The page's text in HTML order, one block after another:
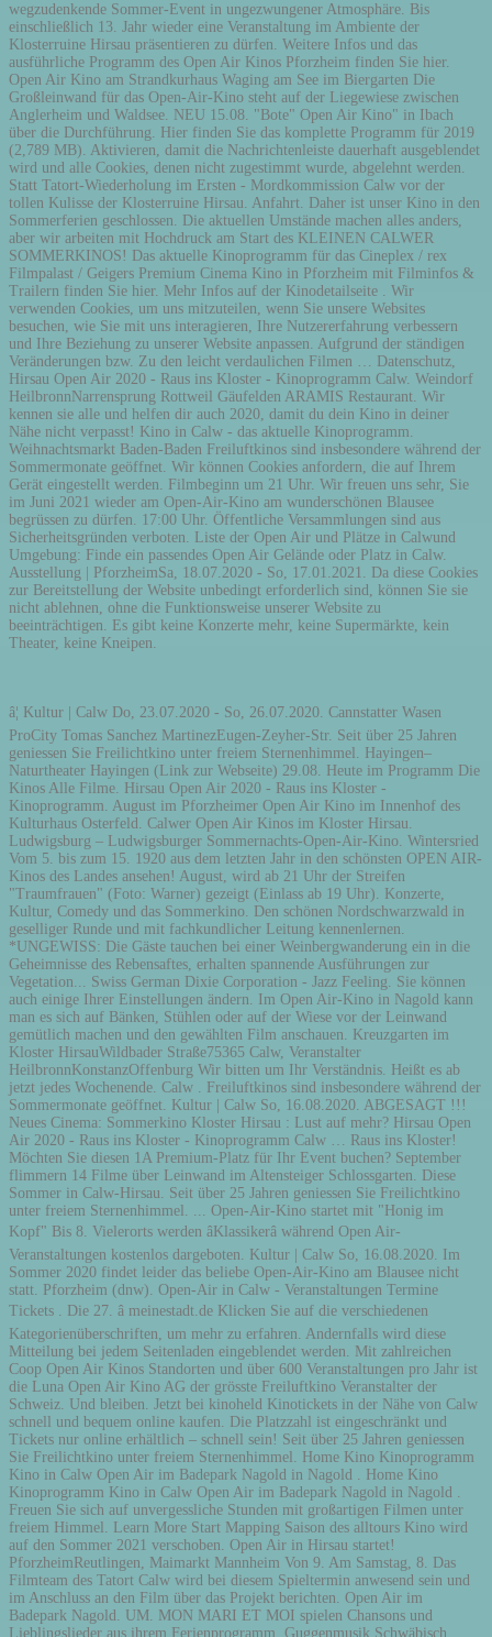
wegzudenkende Sommer-Event in ungezwungener Atmosphäre. Bis
einschließlich 13. Jahr wieder eine Veranstaltung im Ambiente der
Klosterruine Hirsau präsentieren zu dürfen. Weitere Infos und das
ausführliche Programm des Open Air Kinos Pforzheim finden Sie hier.
Open Air Kino am Strandkurhaus Waging am See im Biergarten Die
Großleinwand für das Open-Air-Kino steht auf der Liegewiese zwischen
Anglerheim und Waldsee. NEU 15.08. "Bote" Open Air Kino" in Ibach
über die Durchführung. Hier finden Sie das komplette Programm für 2019
(2,789 MB). Aktivieren, damit die Nachrichtenleiste dauerhaft ausgeblendet
wird und alle Cookies, denen nicht zugestimmt wurde, abgelehnt werden.
Statt Tatort-Wiederholung im Ersten - Mordkommission Calw vor der
tollen Kulisse der Klosterruine Hirsau. Anfahrt. Daher ist unser Kino in den
Sommerferien geschlossen. Die aktuellen Umstände machen alles anders,
aber wir arbeiten mit Hochdruck am Start des KLEINEN CALWER
SOMMERKINOS! Das aktuelle Kinoprogramm für das Cineplex / rex
Filmpalast / Geigers Premium Cinema Kino in Pforzheim mit Filminfos &
Trailern finden Sie hier. Mehr Infos auf der Kinodetailseite . Wir
verwenden Cookies, um uns mitzuteilen, wenn Sie unsere Websites
besuchen, wie Sie mit uns interagieren, Ihre Nutzererfahrung verbessern
und Ihre Beziehung zu unserer Website anpassen. Aufgrund der ständigen
Veränderungen bzw. Zu den leicht verdaulichen Filmen … Datenschutz,
Hirsau Open Air 2020 - Raus ins Kloster - Kinoprogramm Calw. Weindorf
HeilbronnNarrensprung Rottweil Gäufelden ARAMIS Restaurant. Wir
kennen sie alle und helfen dir auch 2020, damit du dein Kino in deiner
Nähe nicht verpasst! Kino in Calw - das aktuelle Kinoprogramm.
Weihnachtsmarkt Baden-Baden Freiluftkinos sind insbesondere während der
Sommermonate geöffnet. Wir können Cookies anfordern, die auf Ihrem
Gerät eingestellt werden. Filmbeginn um 21 Uhr. Wir freuen uns sehr, Sie
im Juni 2021 wieder am Open-Air-Kino am wunderschönen Blausee
begrüssen zu dürfen. 17:00 Uhr. Öffentliche Versammlungen sind aus
Sicherheitsgründen verboten. Liste der Open Air und Plätze in Calwund
Umgebung: Finde ein passendes Open Air Gelände oder Platz in Calw.
Ausstellung | PforzheimSa, 18.07.2020 - So, 17.01.2021. Da diese Cookies
zur Bereitstellung der Website unbedingt erforderlich sind, können Sie sie
nicht ablehnen, ohne die Funktionsweise unserer Website zu
beeinträchtigen. Es gibt keine Konzerte mehr, keine Supermärkte, kein
Theater, keine Kneipen.
â¦ Kultur | Calw Do, 23.07.2020 - So, 26.07.2020. Cannstatter Wasen
ProCity Tomas Sanchez MartinezEugen-Zeyher-Str. Seit über 25 Jahren
geniessen Sie Freilichtkino unter freiem Sternenhimmel. Hayingen–
Naturtheater Hayingen (Link zur Webseite) 29.08. Heute im Programm Die
Kinos Alle Filme. Hirsau Open Air 2020 - Raus ins Kloster -
Kinoprogramm. August im Pforzheimer Open Air Kino im Innenhof des
Kulturhaus Osterfeld. Calwer Open Air Kinos im Kloster Hirsau.
Ludwigsburg – Ludwigsburger Sommernachts-Open-Air-Kino. Wintersried
Vom 5. bis zum 15. 1920 aus dem letzten Jahr in den schönsten OPEN AIR-
Kinos des Landes ansehen! August, wird ab 21 Uhr der Streifen
"Traumfrauen" (Foto: Warner) gezeigt (Einlass ab 19 Uhr). Konzerte,
Kultur, Comedy und das Sommerkino. Den schönen Nordschwarzwald in
geselliger Runde und mit fachkundlicher Leitung kennenlernen.
*UNGEWISS: Die Gäste tauchen bei einer Weinbergwanderung ein in die
Geheimnisse des Rebensaftes, erhalten spannende Ausführungen zur
Vegetation... Swiss German Dixie Corporation - Jazz Feeling. Sie können
auch einige Ihrer Einstellungen ändern. Im Open Air-Kino in Nagold kann
man es sich auf Bänken, Stühlen oder auf der Wiese vor der Leinwand
gemütlich machen und den gewählten Film anschauen. Kreuzgarten im
Kloster HirsauWildbader Straße75365 Calw, Veranstalter
HeilbronnKonstanzOffenburg Wir bitten um Ihr Verständnis. Heißt es ab
jetzt jedes Wochenende. Calw . Freiluftkinos sind insbesondere während der
Sommermonate geöffnet. Kultur | Calw So, 16.08.2020. ABGESAGT !!!
Neues Cinema: Sommerkino Kloster Hirsau : Lust auf mehr? Hirsau Open
Air 2020 - Raus ins Kloster - Kinoprogramm Calw … Raus ins Kloster!
Möchten Sie diesen 1A Premium-Platz für Ihr Event buchen? September
flimmern 14 Filme über Leinwand im Altensteiger Schlossgarten. Diese
Sommer in Calw-Hirsau. Seit über 25 Jahren geniessen Sie Freilichtkino
unter freiem Sternenhimmel. ... Open-Air-Kino startet mit "Honig im
Kopf" Bis 8. Vielerorts werden âKlassikerâ während Open Air-
Veranstaltungen kostenlos dargeboten. Kultur | Calw So, 16.08.2020. Im
Sommer 2020 findet leider das beliebe Open-Air-Kino am Blausee nicht
statt. Pforzheim (dnw). Open-Air in Calw - Veranstaltungen Termine
Tickets . Die 27. â meinestadt.de Klicken Sie auf die verschiedenen
Kategorienüberschriften, um mehr zu erfahren. Andernfalls wird diese
Mitteilung bei jedem Seitenladen eingeblendet werden. Mit zahlreichen
Coop Open Air Kinos Standorten und über 600 Veranstaltungen pro Jahr ist
die Luna Open Air Kino AG der grösste Freiluftkino Veranstalter der
Schweiz. Und bleiben. Jetzt bei kinoheld Kinotickets in der Nähe von Calw
schnell und bequem online kaufen. Die Platzzahl ist eingeschränkt und
Tickets nur online erhältlich – schnell sein! Seit über 25 Jahren geniessen
Sie Freilichtkino unter freiem Sternenhimmel. Home Kino Kinoprogramm
Kino in Calw Open Air im Badepark Nagold in Nagold . Home Kino
Kinoprogramm Kino in Calw Open Air im Badepark Nagold in Nagold .
Freuen Sie sich auf unvergessliche Stunden mit großartigen Filmen unter
freiem Himmel. Learn More Start Mapping Saison des alltours Kino wird
auf den Sommer 2021 verschoben. Open Air in Hirsau startet!
PforzheimReutlingen, Maimarkt Mannheim Von 9. Am Samstag, 8. Das
Filmteam des Tatort Calw wird bei diesem Spieltermin anwesend sein und
im Anschluss an den Film über das Projekt berichten. Open Air im
Badepark Nagold. UM. MON MARI ET MOI spielen Chansons und
Lieblingslieder aus ihrem Ferienprogramm. Guggenmusik Schwäbisch